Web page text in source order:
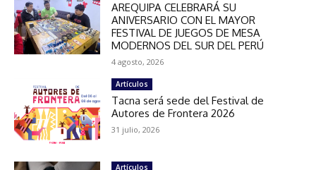
AREQUIPA CELEBRARÁ SU
ANIVERSARIO CON EL MAYOR
FESTIVAL DE JUEGOS DE MESA
MODERNOS DEL SUR DEL PERÚ
4 agosto, 2026
Artículos
Tacna será sede del Festival de
Autores de Frontera 2026
31 julio, 2026
Artículos